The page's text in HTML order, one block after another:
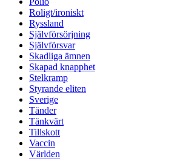
Roligt/ironiskt
Ryssland
Självförsörjning
Självförsvar
Skadliga ämnen
Skapad knapphet
Stelkramp
Styrande eliten
Sverige
Tänder
Tänkvärt
Tillskott
Vaccin
Världen